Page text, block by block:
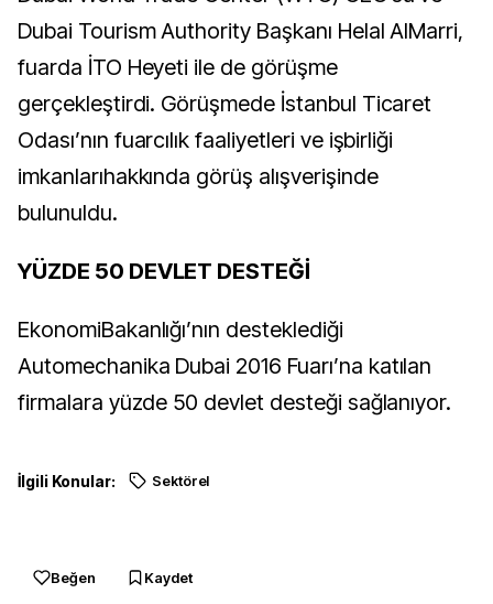
Dubai Tourism Authority Başkanı Helal AlMarri,
fuarda İTO Heyeti ile de görüşme
gerçekleştirdi. Görüşmede İstanbul Ticaret
Odası’nın fuarcılık faaliyetleri ve işbirliği
imkanlarıhakkında görüş alışverişinde
bulunuldu.
YÜZDE 50 DEVLET DESTEĞİ
EkonomiBakanlığı’nın desteklediği
Automechanika Dubai 2016 Fuarı’na katılan
firmalara yüzde 50 devlet desteği sağlanıyor.
İlgili Konular: Sektörel
Beğen Kaydet